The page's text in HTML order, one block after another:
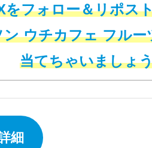
をフォロー＆リポス
ン ウチカフェ フルー
当てちゃいましょ
細